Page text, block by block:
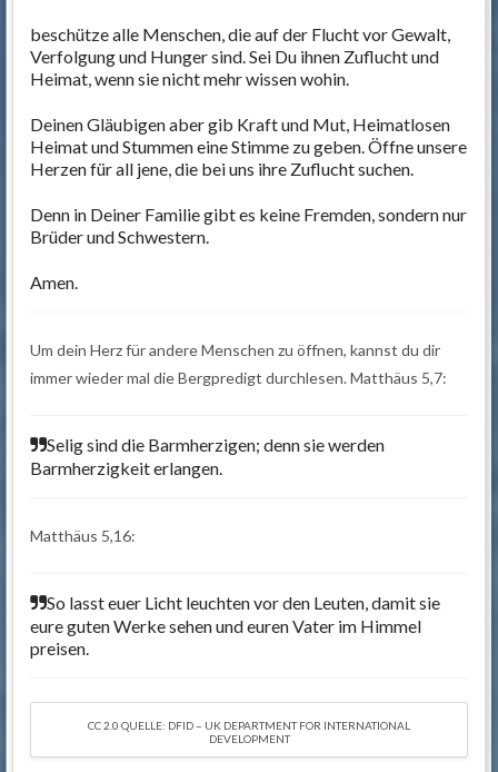
beschütze alle Menschen, die auf der Flucht vor Gewalt,
Verfolgung und Hunger sind. Sei Du ihnen Zuflucht und
Heimat, wenn sie nicht mehr wissen wohin.
Deinen Gläubigen aber gib Kraft und Mut, Heimatlosen
Heimat und Stummen eine Stimme zu geben. Öffne unsere
Herzen für all jene, die bei uns ihre Zuflucht suchen.
Denn in Deiner Familie gibt es keine Fremden, sondern nur
Brüder und Schwestern.
Amen.
Um dein Herz für andere Menschen zu öffnen, kannst du dir
immer wieder mal die Bergpredigt durchlesen. Matthäus 5,7:
Selig sind die Barmherzigen; denn sie werden
Barmherzigkeit erlangen.
Matthäus 5,16:
So lasst euer Licht leuchten vor den Leuten, damit sie
eure guten Werke sehen und euren Vater im Himmel
preisen.
CC 2.0 QUELLE: DFID – UK DEPARTMENT FOR INTERNATIONAL
DEVELOPMENT